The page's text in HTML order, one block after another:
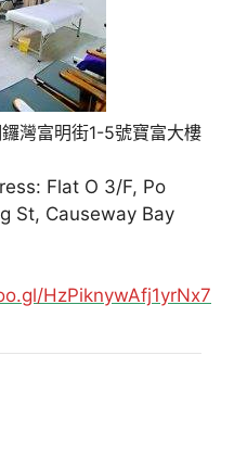
灣富明街1-5號寶富大樓
Flat O 3/F, Po
St, Causeway Bay
HzPiknywAfj1yrNx7